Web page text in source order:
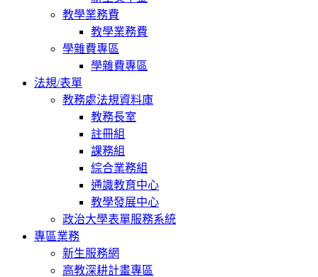
教學業務費
教學業務費
學雜費專區
學雜費專區
法規/表單
教務處法規資料庫
教務長室
註冊組
課務組
綜合業務組
通識教育中心
教學發展中心
政治大學表單服務系統
專區業務
新生服務網
高教深耕計畫專區